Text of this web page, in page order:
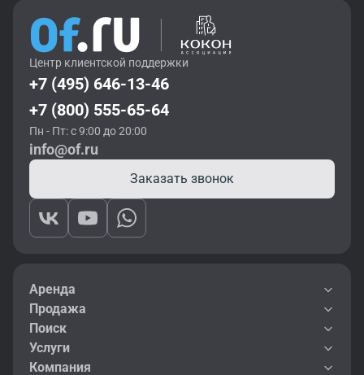
Центр клиентской поддержки
+7 (495) 646-13-46
+7 (800) 555-65-64
Пн - Пт: с 9:00 до 20:00
info@of.ru
Заказать звонок
Аренда
Продажа
Поиск
Услуги
Компания